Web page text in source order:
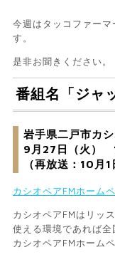
今週はタッコファー
す。
是非お聞きください。
番組名「ジャ
岩手県二戸市カ
9月27日（火）
（再放送：10
カシオペアFMホーム
カシオペアFMはリッ
使える環境であれば
カシオペアFMホーム